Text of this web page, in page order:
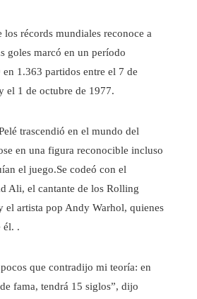
récords mundiales reconoce a
goles marcó en un período
1.363 partidos entre el 7 de
el 1 de octubre de 1977.
trascendió en el mundo del
en una figura reconocible incluso
el juego.Se codeó con el
Ali, el cantante de los Rolling
el artista pop Andy Warhol, quienes
él. .
que contradijo mi teoría: en
fama, tendrá 15 siglos”, dijo